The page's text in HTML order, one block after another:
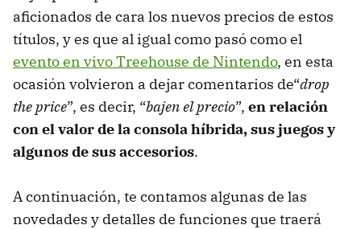
aficionados de cara los nuevos precios de estos
títulos, y es que al igual como pasó como el
evento en vivo Treehouse de Nintendo, en esta
ocasión volvieron a dejar comentarios de“drop
the price”, es decir, “bajen el precio”, en relación
con el valor de la consola híbrida, sus juegos y
algunos de sus accesorios.
A continuación, te contamos algunas de las
novedades y detalles de funciones que traerá